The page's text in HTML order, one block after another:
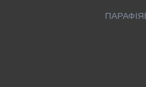
ПАРАФІЯ